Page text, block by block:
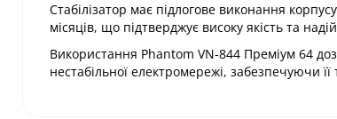
Стабілізатор має підлогове виконання
місяців, що підтверджує високу якість та
Використання Phantom VN-844 Преміум 64
нестабільної електромережі, забезпечуючи